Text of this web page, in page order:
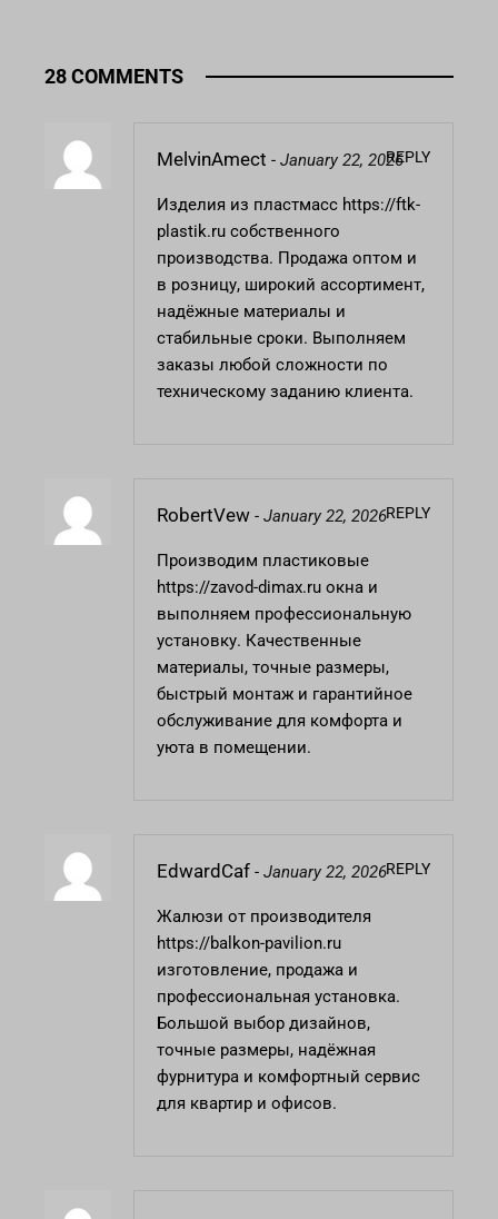
28 COMMENTS
MelvinAmect - January 22, 2026REPLY
Изделия из пластмасс https://ftk-
plastik.ru собственного
производства. Продажа оптом и
в розницу, широкий ассортимент,
надёжные материалы и
стабильные сроки. Выполняем
заказы любой сложности по
техническому заданию клиента.
RobertVew - January 22, 2026REPLY
Производим пластиковые
https://zavod-dimax.ru окна и
выполняем профессиональную
установку. Качественные
материалы, точные размеры,
быстрый монтаж и гарантийное
обслуживание для комфорта и
уюта в помещении.
EdwardCaf - January 22, 2026REPLY
Жалюзи от производителя
https://balkon-pavilion.ru
изготовление, продажа и
профессиональная установка.
Большой выбор дизайнов,
точные размеры, надёжная
фурнитура и комфортный сервис
для квартир и офисов.